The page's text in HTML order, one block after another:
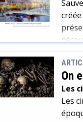
On
Les
Les